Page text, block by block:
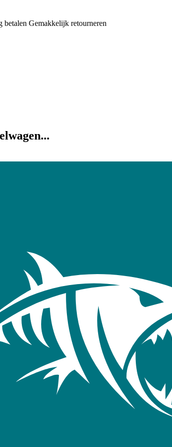
betalen Gemakkelijk retourneren